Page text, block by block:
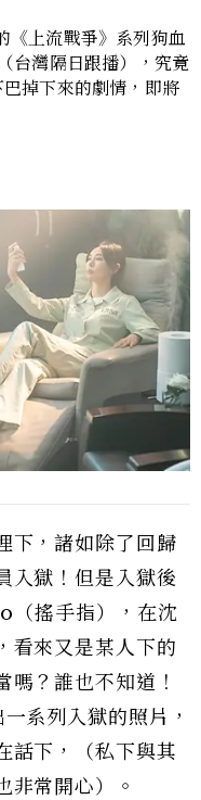
《上流戰爭》系列狗血
台灣隔日跟播），究竟
掉下來的劇情，即將
下，諸如除了回歸
入獄！但是入獄後
搖手指），在沈
看來又是某人下的
？誰也不知道！
系列入獄的照片，
話下，（私下與其
非常開心）。